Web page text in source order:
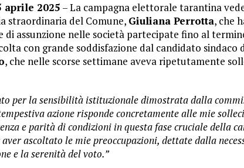
aprile 2025 – La campagna elettorale tarantina
straordinaria del Comune, Giuliana Perrotta, che
di assunzione nelle società partecipate fino al
con grande soddisfazione dal candidato sindaco
, che nelle scorse settimane aveva ripetutamente
per la sensibilità istituzionale dimostrata dalla
azione risponde concretamente alle mie
e parità di condizioni in questa fase cruciale della
ascoltato le mie preoccupazioni, dettate dalla
e la serenità del voto.”